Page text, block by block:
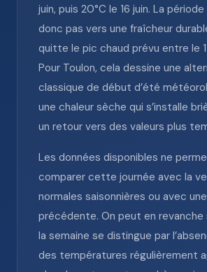
juin, puis 20°C le 16 juin. La
donc pas vers une fraîcheur
quitte le pic chaud prévu entre le
Pour Toulon, cela dessine une
classique de début d’été
une chaleur sèche qui s’installe
un retour vers des valeurs plus
Les données disponibles ne
comparer cette journée avec la
normales saisonnières ou avec
précédente. On peut en revanche
la semaine se distingue par
des températures régulièrement